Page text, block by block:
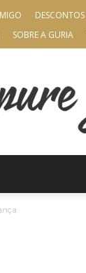
DESCONTOS
SOBRE A GURIA